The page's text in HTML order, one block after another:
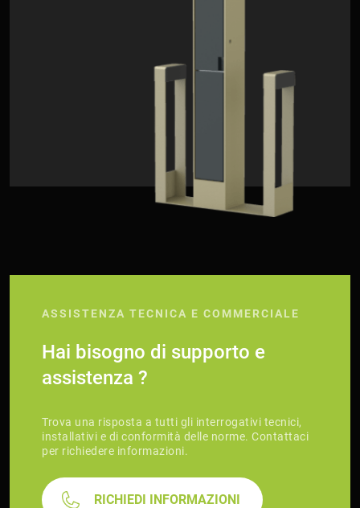
ASSISTENZA TECNICA E COMMERCIALE
Hai bisogno di supporto e
assistenza ?
Trova una risposta a tutti gli interrogativi tecnici,
installativi e di conformità delle norme. Contattaci
per richiedere informazioni.
RICHIEDI INFORMAZIONI